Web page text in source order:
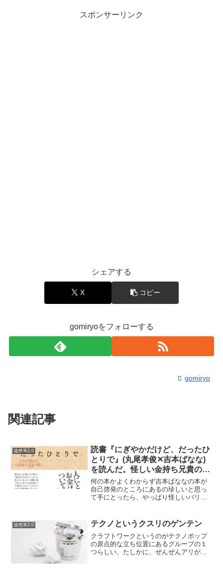
スポンサーリンク
シェアする
X コピー
gomiryoをフォローする
gomiryo
関連記事
徒然草2.0
読書『にぎやかだけど、だったひ
とりで』(丸尾孝俊✕吉本ばなな)
を読んだ。怪しい金持ち兄貴の
本。
何の本かよくわからず吉本ばななの本が
自己啓発のところにあるの珍しいと思っ
て手にとったら、やっぱり怪しいバリの
仕事しているんだ。目次にもあるとおり
「３歳から一人で生きてき...
徒然草2.0 テクノというクスリのゲンテン
クラフトワークというのがテクノポップ
の原点的な立ち位置にあるグループの１
つらしい。たしかに、ぜんぜんアリがち